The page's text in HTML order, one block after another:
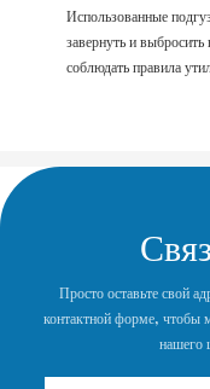
Использованные
завернуть и
соблюдать правила
Просто оставьте свой
контактной форме, чтобы
нашего